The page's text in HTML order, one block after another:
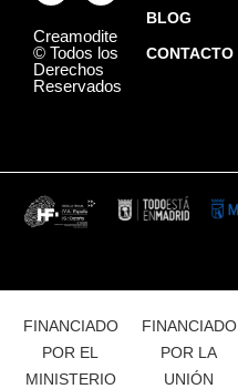
Creamodite
© Todos los
Derechos
Reservados
BLOG
CONTACTO
FINANCIADO
POR EL
MINISTERIO
FINANCIADO
POR LA
UNIÓN